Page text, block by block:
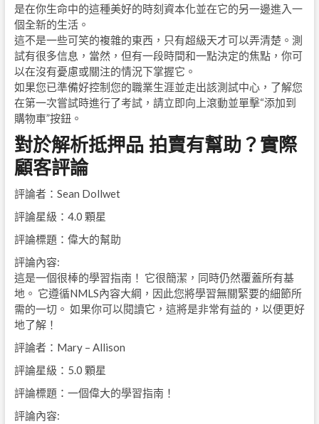
是在你生命中的這種美好的時刻資本化並在它的另一邊進入一
個全新的生活。
這不是一些可笑的複雜的東西，只有超級天才可以弄清楚。測
試有很多信息，當然，但有一段時間和一點決定的焦點，你可
以在沒有憂慮或關注的情況下掌握它。
如果您已準備好控制您的職業生涯並走出該測試中心，了解您
在第一次嘗試時進行了考試，請立即向上滾動並單擊“添加到
購物車”按鈕。
對於解析抵押品 拍賣有幫助？實際
顧客評論
評論者：Sean Dollwet
評論星級：4.0 顆星
評論標題：偉大的幫助
評論內容:
這是一個很棒的學習指南！ 它很簡潔，同時仍然覆蓋所有基
地。 它遵循NMLS內容大綱，因此您將學習無關緊要的細節所
需的一切。 如果你可以閱讀它，這將是非常有益的，以便更好
地了解！
評論者：Mary – Allison
評論星級：5.0 顆星
評論標題：一個偉大的學習指南！
評論內容: